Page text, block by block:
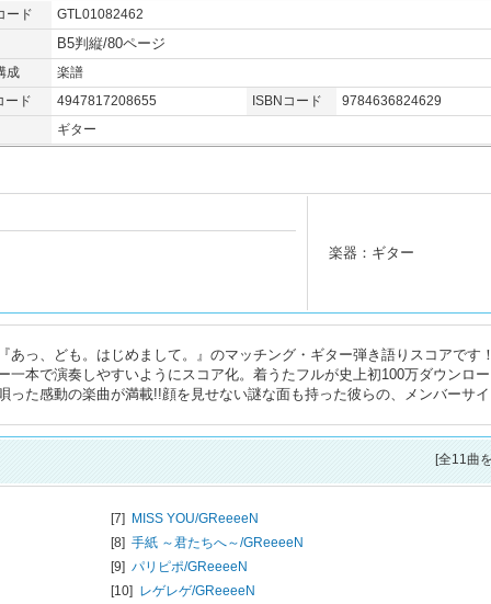
ード
GTL01082462
B5判縦/80ページ
成
楽譜
ード
4947817208655 ISBNコード
9784636824629
ギター
楽器：ギター
あっ、ども。はじめまして。』のマッチング・ギター弾き語りスコアです
一本で演奏しやすいようにスコア化。着うたフルが史上初100万ダウンロ
った感動の楽曲が満載!!顔を見せない謎な面も持った彼らの、メンバーサ
[全11曲
[7] MISS YOU/GReeeeN
[8] 手紙 ～君たちへ～/GReeeeN
[9] パリピポ/GReeeeN
[10] レゲレゲ/GReeeeN